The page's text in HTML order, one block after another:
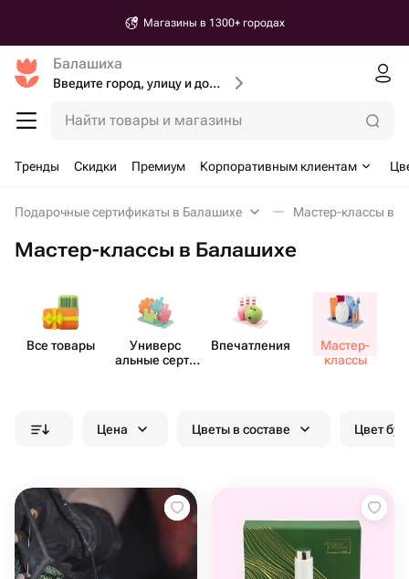
Магазины в 1300+ городах
Балашиха
Введите город, улицу и дом доставки
Найти товары и магазины
Тренды Скидки Премиум Корпоративным клиентам
Подарочные сертификаты в Балашихе Мастер-классы в
Мастер-классы в Балашихе
Все товары
Универс​
альные серти​
Впеча​тления
Мастер-​
классы
Цена Цветы в составе Цвет